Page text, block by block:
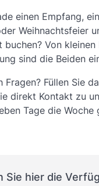
einen Empfang,
Weihnachtsfeier
buchen? Von kleinen
sind die Beiden
Fragen? Füllen Sie
direkt Kontakt zu
Tage die Woche
Sie hier die